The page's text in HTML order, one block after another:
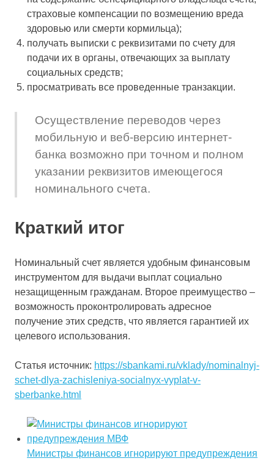
страховые компенсации по возмещению вреда
здоровью или смерти кормильца);
получать выписки с реквизитами по счету для
подачи их в органы, отвечающих за выплату
социальных средств;
просматривать все проведенные транзакции.
Осуществление переводов через
мобильную и веб-версию интернет-
банка возможно при точном и полном
указании реквизитов имеющегося
номинального счета.
Краткий итог
Номинальный счет является удобным финансовым
инструментом для выдачи выплат социально
незащищенным гражданам. Второе преимущество –
возможность проконтролировать адресное
получение этих средств, что является гарантией их
целевого использования.
Статья источник: https://sbankami.ru/vklady/nominalnyj-
schet-dlya-zachisleniya-socialnyx-vyplat-v-
sberbanke.html
Министры финансов игнорируют предупреждения